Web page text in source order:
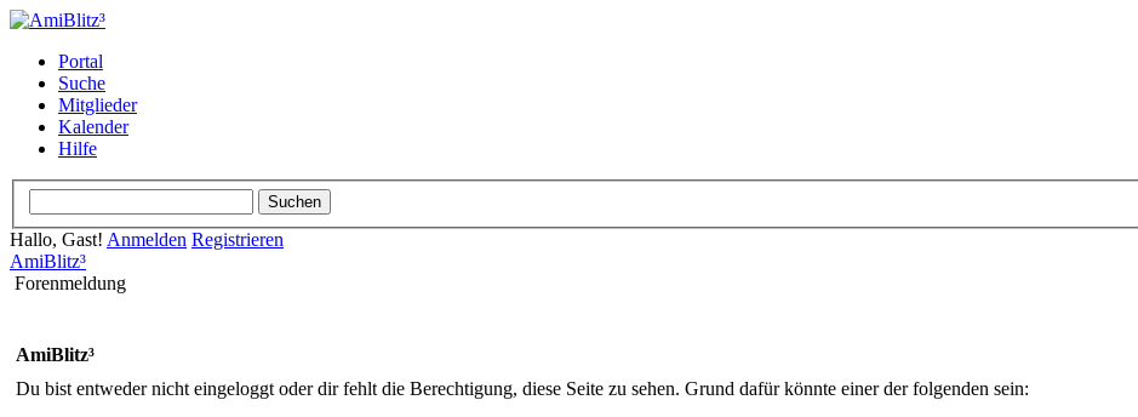
Portal
Suche
Mitglieder
Kalender
Hilfe
Hallo, Gast! Anmelden Registrieren
AmiBlitz³
Forenmeldung
AmiBlitz³
Du bist entweder nicht eingeloggt oder dir fehlt die Berechtigung, diese Seite zu sehen. Grund dafür könnte einer der folgenden sein: